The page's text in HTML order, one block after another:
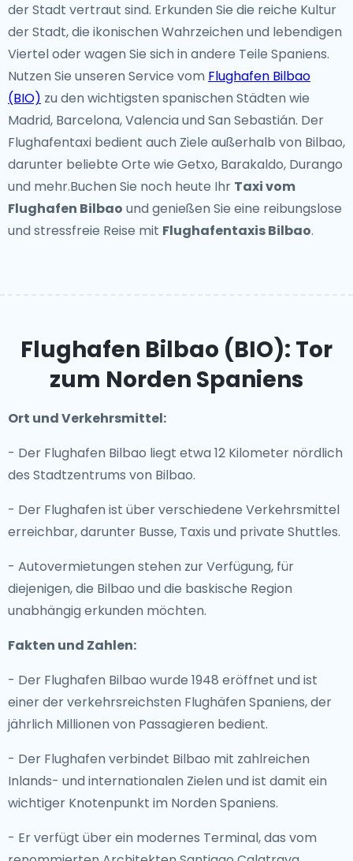
der Stadt vertraut sind. Erkunden Sie die reiche Kultur
der Stadt, die ikonischen Wahrzeichen und lebendigen
Viertel oder wagen Sie sich in andere Teile Spaniens.
Nutzen Sie unseren Service vom Flughafen Bilbao
(BIO) zu den wichtigsten spanischen Städten wie
Madrid, Barcelona, Valencia und San Sebastián. Der
Flughafentaxi bedient auch Ziele außerhalb von Bilbao,
darunter beliebte Orte wie Getxo, Barakaldo, Durango
und mehr.Buchen Sie noch heute Ihr Taxi vom
Flughafen Bilbao und genießen Sie eine reibungslose
und stressfreie Reise mit Flughafentaxis Bilbao.
Flughafen Bilbao (BIO): Tor
zum Norden Spaniens
Ort und Verkehrsmittel:
- Der Flughafen Bilbao liegt etwa 12 Kilometer nördlich
des Stadtzentrums von Bilbao.
- Der Flughafen ist über verschiedene Verkehrsmittel
erreichbar, darunter Busse, Taxis und private Shuttles.
- Autovermietungen stehen zur Verfügung, für
diejenigen, die Bilbao und die baskische Region
unabhängig erkunden möchten.
Fakten und Zahlen:
- Der Flughafen Bilbao wurde 1948 eröffnet und ist
einer der verkehrsreichsten Flughäfen Spaniens, der
jährlich Millionen von Passagieren bedient.
- Der Flughafen verbindet Bilbao mit zahlreichen
Inlands- und internationalen Zielen und ist damit ein
wichtiger Knotenpunkt im Norden Spaniens.
- Er verfügt über ein modernes Terminal, das vom